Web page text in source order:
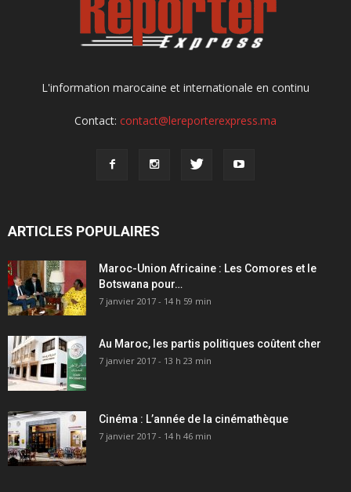
L'information marocaine et internationale en continu
Contact: contact@lereporterexpress.ma
ARTICLES POPULAIRES
Maroc-Union Africaine : Les Comores et le
Botswana pour…
7 janvier 2017 - 14 h 59 min
Au Maroc, les partis politiques coûtent cher
7 janvier 2017 - 13 h 23 min
Cinéma : L’année de la cinémathèque
7 janvier 2017 - 14 h 46 min